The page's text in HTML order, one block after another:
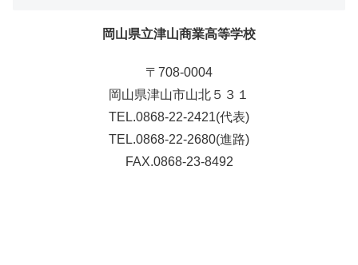
岡山県立津山商業高等学校
〒708-0004
岡山県津山市山北５３１
TEL.0868-22-2421(代表)
TEL.0868-22-2680(進路)
FAX.0868-23-8492